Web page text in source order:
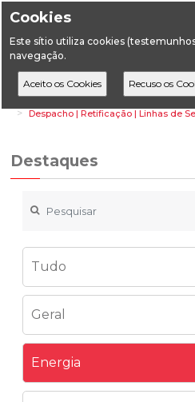
Cookies
Este sítio utiliza cookies
navegação.
HomeDestaques
Energia
Despacho | Retificação | Linhas de
Destaques
Tudo
Geral
Energia